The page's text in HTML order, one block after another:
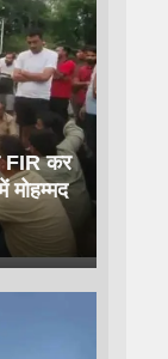
FIR कर
मोहम्मद